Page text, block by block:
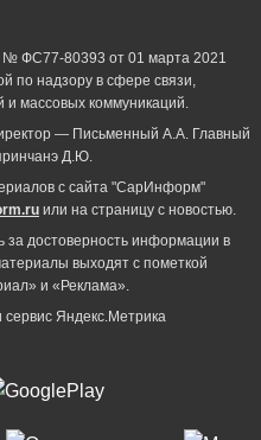
ФС77-80393 от 01 марта 2021
по надзору в сфере связи,
массовых коммуникаций.
— Письменный А.А. Главный
Д.Ю.
с сайта "СарИнформ"
или на страницу с новостью.
за достоверность информации в
выходят с пометкой
и «Реклама».
Яндекс.Метрика